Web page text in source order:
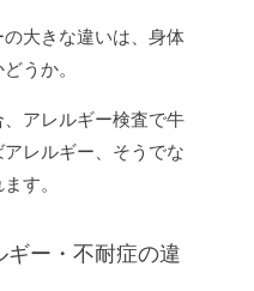
大きな違いは、身体
うか。
アレルギー検査で牛
レルギー、そうでな
す。
ー・不耐症の違